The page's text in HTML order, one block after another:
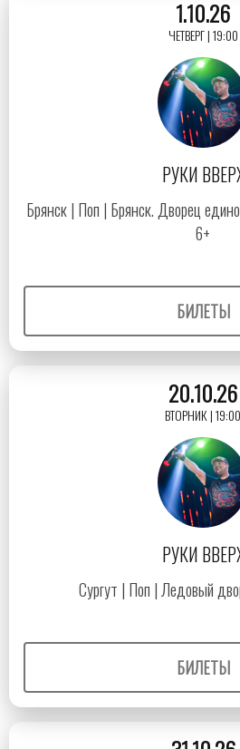
1.10.26
ЧЕТВЕРГ | 19:00
РУКИ
Брянск | Поп | Брянск. Дворец
6+
БИЛЕТЫ
20.10.26
ВТОРНИК | 19:00
РУКИ
Сургут | Поп | Ледовый
БИЛЕТЫ